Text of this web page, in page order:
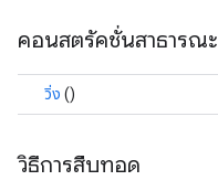
คอนสตรัคชั่นสาธารณะ
วิ่ง ()
วิธีการสืบทอด